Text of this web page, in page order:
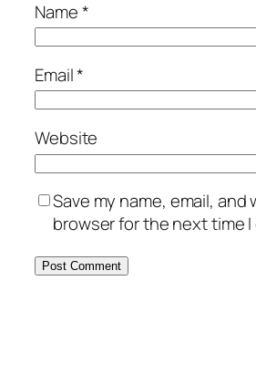
Name*
Email*
Website
Save my name, email,
browser for the next time